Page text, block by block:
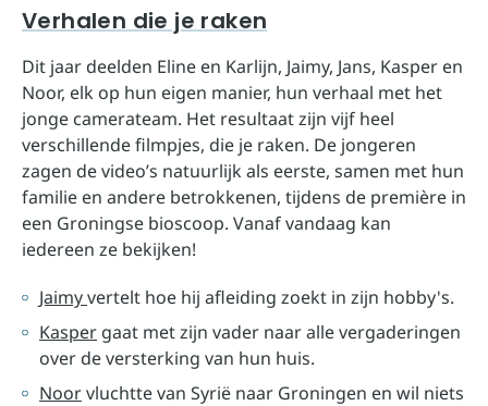
Verhalen die je raken
Dit jaar deelden Eline en Karlijn, Jaimy, Jans, Kasper en
Noor, elk op hun eigen manier, hun verhaal met het
jonge camerateam. Het resultaat zijn vijf heel
verschillende filmpjes, die je raken. De jongeren
zagen de video’s natuurlijk als eerste, samen met hun
familie en andere betrokkenen, tijdens de première in
een Groningse bioscoop. Vanaf vandaag kan
iedereen ze bekijken!
Jaimyvertelt hoe hij afleiding zoekt in zijn hobby's.
Kasper gaat met zijn vader naar alle vergaderingen
over de versterking van hun huis.
Noorvluchtte van Syrië naar Groningen en wil niets